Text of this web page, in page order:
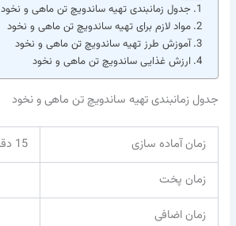
جدول زمانبندی تهیه ساندویچ تن ماهی و نخود
مواد لازم برای تهیه ساندویچ تن ماهی و نخود
آموزش طرز تهیه ساندویچ تن ماهی و نخود
ارزش غذایی ساندویچ تن ماهی و نخود
جدول زمانبندی تهیه ساندویچ تن ماهی و نخود
زمان آماده سازی
15 دقیقه
زمان پخت
زمان اضافی